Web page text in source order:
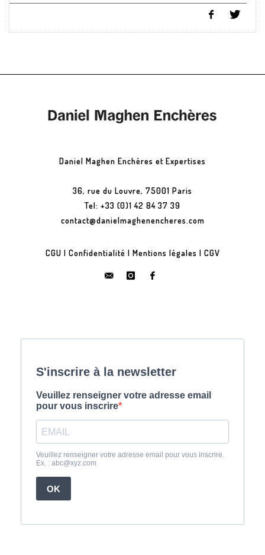
Daniel Maghen Enchères et Expertises
36, rue du Louvre, 75001 Paris
Tel: +33 (0)1 42 84 37 39
contact@danielmaghenencheres.com
CGU | Confidentialité | Mentions légales | CGV